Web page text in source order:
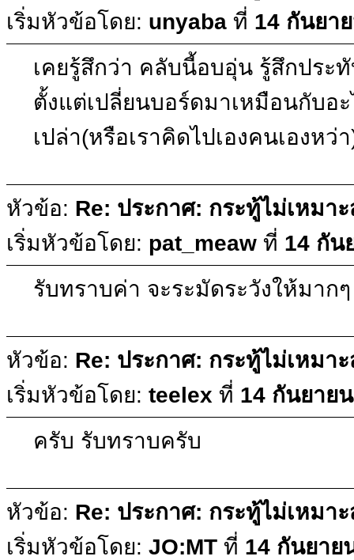
เริ่มหัวข้อโดย: unyaba ที่ 14 กันยา
เคยรู้สึกว่า คลับนี้อบอุ่น รู้สึกประ
ตั้งแต่เปลี่ยนบอร์ดมาเหมือนกับอ
เปล่า(หรือเราคิดไปเองคนเองหว่
หัวข้อ: Re: ประกาศ: กระทู้ไม่เหมา
เริ่มหัวข้อโดย: pat_meaw ที่ 14 กัน
รับทราบค่า จะระมัดระวังให้มากๆ
หัวข้อ: Re: ประกาศ: กระทู้ไม่เหมา
เริ่มหัวข้อโดย: teelex ที่ 14 กันยาย
ครับ รับทราบครับ
หัวข้อ: Re: ประกาศ: กระทู้ไม่เหมา
เริ่มหัวข้อโดย: JO:MT ที่ 14 กันยาย